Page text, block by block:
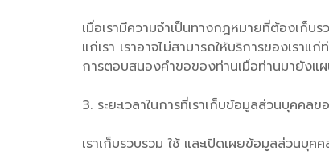
เมื่อเรามีความจำเป็นทางกฎหมายที่ต้องเก็
แก่เรา เราอาจไม่สามารถให้บริการของเร
การตอบสนองคำขอของท่านเมื่อท่านมายังแ
3. ระยะเวลาในการที่เราเก็บข้อมูลส่วนบุคคลข
เราเก็บรวบรวม ใช้ และเปิดเผยข้อมูลส่วนบุ